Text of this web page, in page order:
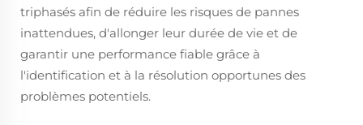
triphasés afin de réduire les risques de pannes
inattendues, d'allonger leur durée de vie et de
garantir une performance fiable grâce à
l'identification et à la résolution opportunes des
problèmes potentiels.